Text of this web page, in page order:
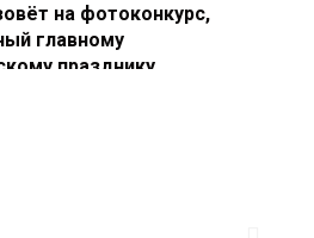
на фотоконкурс,
главному
празднику